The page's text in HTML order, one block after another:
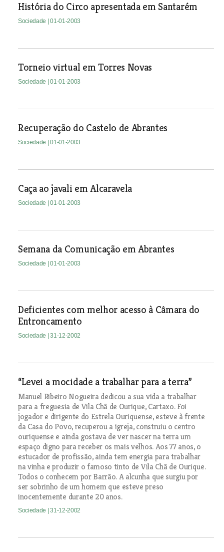
História do Circo apresentada em Santarém
Sociedade | 01-01-2003
Torneio virtual em Torres Novas
Sociedade | 01-01-2003
Recuperação do Castelo de Abrantes
Sociedade | 01-01-2003
Caça ao javali em Alcaravela
Sociedade | 01-01-2003
Semana da Comunicação em Abrantes
Sociedade | 01-01-2003
Deficientes com melhor acesso à Câmara do
Entroncamento
Sociedade | 31-12-2002
“Levei a mocidade a trabalhar para a terra”
Manuel Ribeiro Nogueira dedicou a sua vida a trabalhar
para a freguesia de Vila Chã de Ourique, Cartaxo. Foi
jogador e dirigente do Estrela Ouriquense, esteve à frente
da Casa do Povo, recuperou a igreja, construiu o centro
ouriquense e ainda gostava de ver nascer na terra um
espaço digno para receber os mais velhos. Aos 77 anos, o
estucador de profissão, ainda tem energia para trabalhar
na vinha e produzir o famoso tinto de Vila Chã de Ourique.
Todos o conhecem por Barrão. A alcunha que surgiu por
ser sobrinho de um homem que esteve preso
inocentemente durante 20 anos.
Sociedade | 31-12-2002